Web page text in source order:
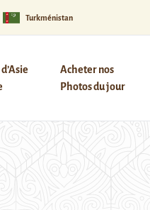
Turkménistan
Acheter nos
Photos du jour